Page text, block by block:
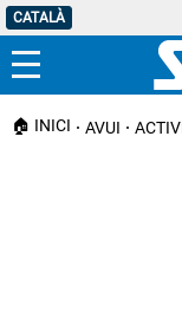
CATALÀ
Menú
🏠 INICI AVUI